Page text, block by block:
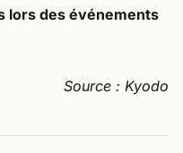
lors des événements
Source : Kyodo